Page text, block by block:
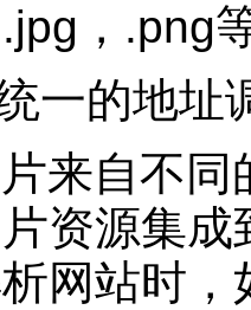
，.png
的地址
自不同
资源集
网站时